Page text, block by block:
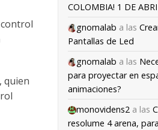
quien
COLOMBIA! 1 DE
gnomalab a las
Pantallas de Led
gnomalab a las
para proyectar en
animaciones?
monovidens2 a las
resolume 4 arena,